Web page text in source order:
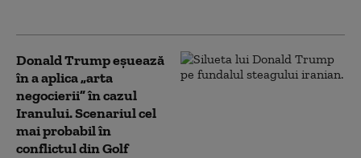
Donald Trump eșuează
în a aplica „arta
negocierii” în cazul
Iranului. Scenariul cel
mai probabil în
conflictul din Golf